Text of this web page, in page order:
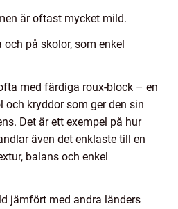
är oftast mycket mild.
på skolor, som enkel
med färdiga roux-block – en
och kryddor som ger den sin
Det är ett exempel på hur
även det enklaste till en
balans och enkel
jämfört med andra länders